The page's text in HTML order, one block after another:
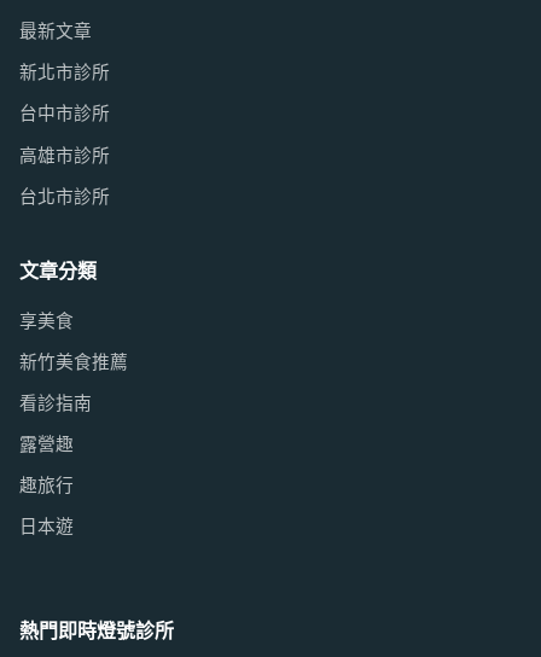
最新文章
新北市診所
台中市診所
高雄市診所
台北市診所
文章分類
享美食
新竹美食推薦
看診指南
露營趣
趣旅行
日本遊
熱門即時燈號診所